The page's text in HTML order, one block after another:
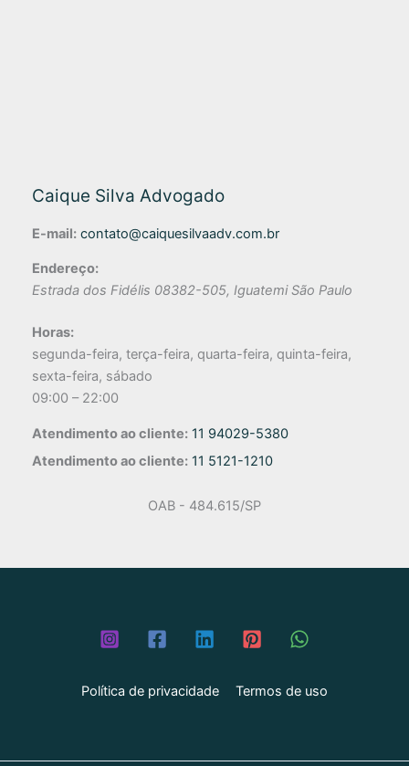
Caique Silva Advogado
E-mail: contato@caiquesilvaadv.com.br
Endereço:
Estrada dos Fidélis 08382-505, Iguatemi São Paulo
Horas:
segunda-feira, terça-feira, quarta-feira, quinta-feira,
sexta-feira, sábado
09:00 – 22:00
Atendimento ao cliente: 11 94029-5380
Atendimento ao cliente: 11 5121-1210
OAB - 484.615/SP
Política de privacidade Termos de uso